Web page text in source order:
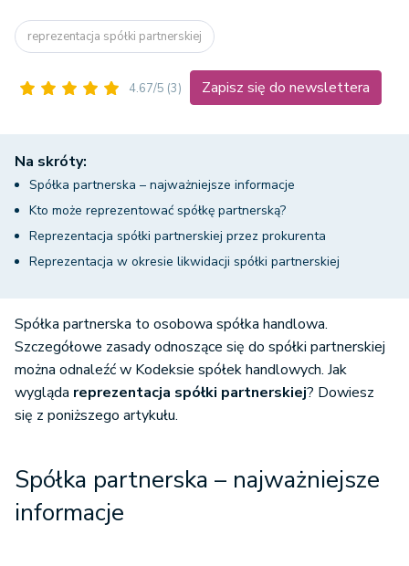
reprezentacja spółki partnerskiej
4.67/5 (3) Zapisz się do newslettera
Na skróty:
Spółka partnerska – najważniejsze informacje
Kto może reprezentować spółkę partnerską?
Reprezentacja spółki partnerskiej przez prokurenta
Reprezentacja w okresie likwidacji spółki partnerskiej
Spółka partnerska to osobowa spółka handlowa.
Szczegółowe zasady odnoszące się do spółki partnerskiej
można odnaleźć w Kodeksie spółek handlowych. Jak
wygląda reprezentacja spółki partnerskiej? Dowiesz
się z poniższego artykułu.
Spółka partnerska – najważniejsze
informacje